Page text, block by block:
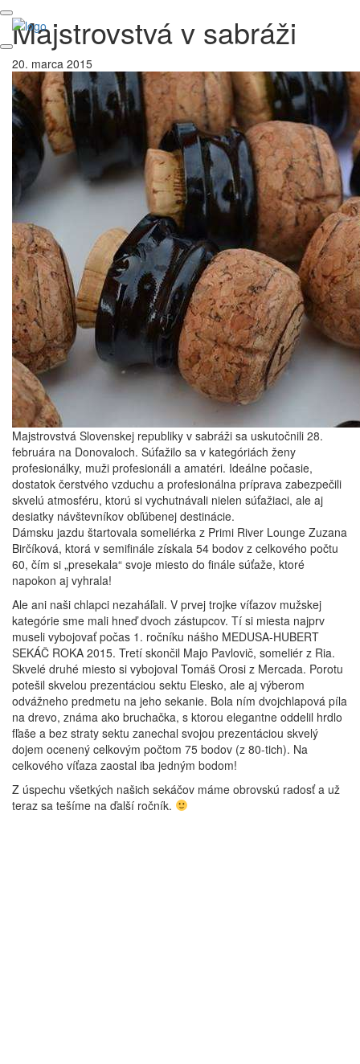
Majstrovstvá v sabráži
20. marca 2015
Majstrovstvá Slovenskej republiky v sabráži sa uskutočnili 28.
februára na Donovaloch. Súťažilo sa v kategóriách ženy
profesionálky, muži profesionáli a amatéri. Ideálne počasie,
dostatok čerstvého vzduchu a profesionálna príprava zabezpečili
skvelú atmosféru, ktorú si vychutnávali nielen súťažiaci, ale aj
desiatky návštevníkov obľúbenej destinácie.
Dámsku jazdu štartovala someliérka z Primi River Lounge Zuzana
Birčíková, ktorá v semifinále získala 54 bodov z celkového počtu
60, čím si „presekala“ svoje miesto do finále súťaže, ktoré
napokon aj vyhrala!
Ale ani naši chlapci nezaháľali. V prvej trojke víťazov mužskej
kategórie sme mali hneď dvoch zástupcov. Tí si miesta najprv
museli vybojovať počas 1. ročníku nášho MEDUSA-HUBERT
SEKÁČ ROKA 2015. Tretí skončil Majo Pavlovič, someliér z Ria.
Skvelé druhé miesto si vybojoval Tomáš Orosi z Mercada. Porotu
potešil skvelou prezentáciou sektu Elesko, ale aj výberom
odvážneho predmetu na jeho sekanie. Bola ním dvojchlapová píla
na drevo, známa ako bruchačka, s ktorou elegantne oddelil hrdlo
fľaše a bez straty sektu zanechal svojou prezentáciou skvelý
dojem ocenený celkovým počtom 75 bodov (z 80-tich). Na
celkového víťaza zaostal iba jedným bodom!
Z úspechu všetkých našich sekáčov máme obrovskú radosť a už
teraz sa tešíme na ďalší ročník.